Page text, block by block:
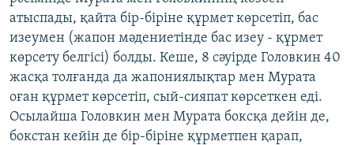
атыспады, қайта бір-біріне құрмет көрсетіп, бас
изеумен (жапон мәдениетінде бас изеу - құрмет
көрсету белгісі) болды. Кеше, 8 сәуірде Головкин 40
жасқа толғанда да жапониялықтар мен Мурата
оған құрмет көрсетіп, сый-сияпат көрсеткен еді.
Осылайша Головкин мен Мурата боксқа дейін де,
бокстан кейін де бір-біріне құрметпен қарап,